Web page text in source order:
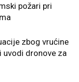
požari pri
zbog vrućine
uvodi dronove za